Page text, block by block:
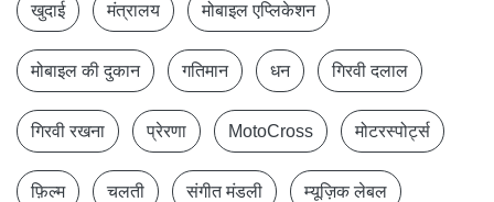
खुदाई मंत्रालय मोबाइल एप्लिकेशन
मोबाइल की दुकान गतिमान धन गिरवी दलाल
गिरवी रखना प्रेरणा MotoCross मोटरस्पोर्ट्स
फ़िल्म चलती संगीत मंडली म्यूज़िक लेबल